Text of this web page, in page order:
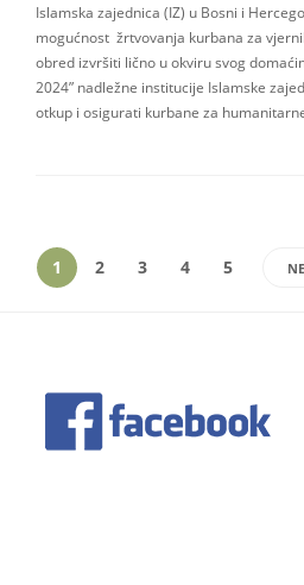
Islamska zajednica (IZ) u Bosni i
mogućnost žrtvovanja kurbana za
obred izvršiti lično u okviru svog
2024” nadležne institucije Islamske
otkup i osigurati kurbane za
1 2 3 4 5